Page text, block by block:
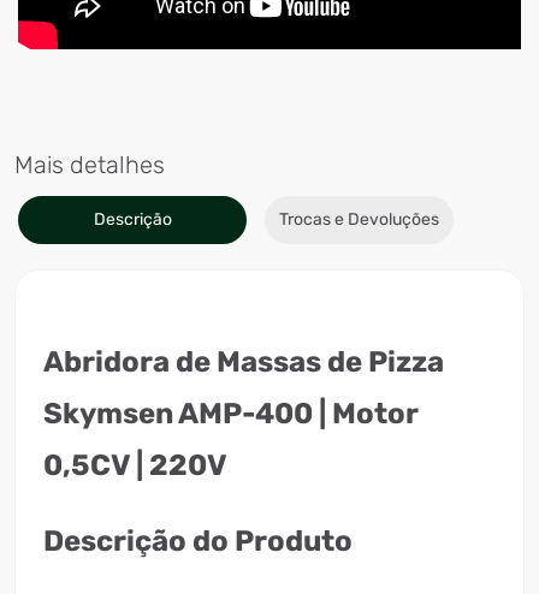
Mais detalhes
Descrição Trocas e Devoluções
Abridora de Massas de Pizza
Skymsen AMP-400 | Motor
0,5CV | 220V
Descrição do Produto